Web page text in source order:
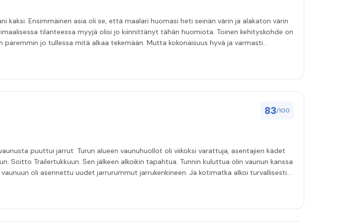
Ensimmäinen asia oli se, että maalari huomasi heti seinän värin ja alakaton värin
tilanteessa myyjä olisi jo kiinnittänyt tähän huomiota. Toinen kehityskohde on
jo tullessa mitä alkaa tekemään. Mutta kokonaisuus hyvä ja varmasti
83/100
puuttui jarrut. Turun alueen vaunuhuollot oli viikoksi varattuja, asentajien kädet
Soitto Trailertukkuun. Sen jälkeen alkoikin tapahtua. Tunnin kuluttua olin vaunun kanssa
oli asennettu uudet jarrurummut jarrukenkineen. Ja kotimatka alkoi turvallisesti
matkailijalle😊”